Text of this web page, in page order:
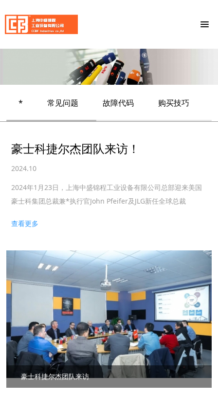
* 常见问题 故障代码 购买技巧
豪士科捷尔杰团队来访！
2024.10
2024年1月23日，上海中盛锦程工业设备有限公司总部迎来美国
豪士科集团总裁兼*执行官John Pfeifer及JLG新任全球总裁
查看更多
豪士科捷尔杰团队来访